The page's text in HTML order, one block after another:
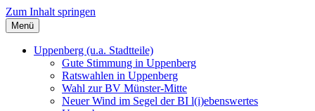
Zum Inhalt springen
Szybalski.de
Infos über und von Werner Szybalski (Münster)
Menü
Uppenberg (u.a. Stadtteile)
Gute Stimmung in Uppenberg
Ratswahlen in Uppenberg
Wahl zur BV Münster-Mitte
Neuer Wind im Segel der BI l(i)ebenswertes